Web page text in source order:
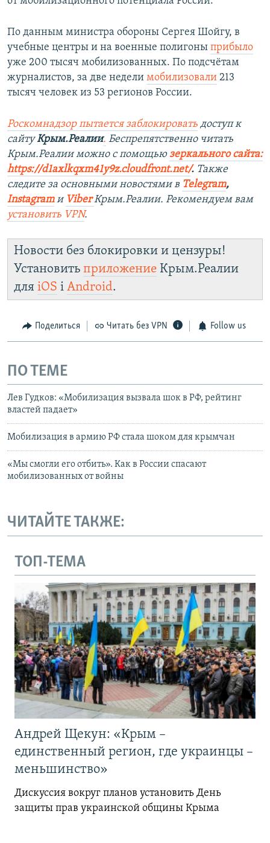
По данным министра обороны Сергея Шойгу, в
учебные центры и на военные полигоны прибыло
уже 200 тысяч мобилизованных. По подсчётам
журналистов, за две недели мобилизовали 213
тысяч человек из 53 регионов России.
Роскомнадзор пытается заблокировать доступ к
сайтуКрым.Реалии. Беспрепятственно читать
Крым.Реалии можно с помощью зеркального сайта:
https://d1axlkqxm41y9z.cloudfront.net/. ​ Также
следите за основными новостями в Telegram,
Instagram и ViberКрым.Реалии. Рекомендуем вам
установить VPN.
Новости без блокировки и цензуры!
Установить приложение Крым.Реалии
для iOS і Android.
Поделиться Читать без VPN Follow us
ПО ТЕМЕ
Лев Гудков: «Мобилизация вызвала шок в РФ, рейтинг
властей падает»
Мобилизация в армию РФ стала шоком для крымчан
«Мы смогли его отбить». Как в России спасают
мобилизованных от войны
ЧИТАЙТЕ ТАКЖЕ:
ТОП-ТЕМА
Андрей Щекун: «Крым –
единственный регион, где украинцы –
меньшинство»
Дискуссия вокруг планов установить День
защиты прав украинской общины Крыма